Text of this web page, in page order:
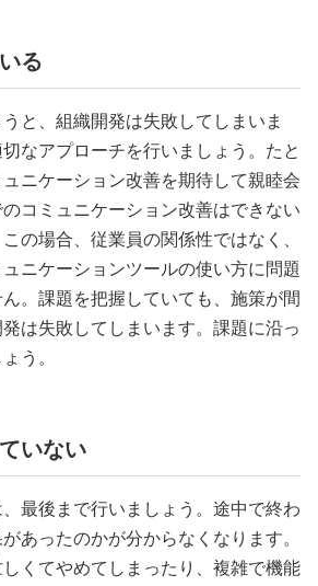
る
と、組織開発は失敗してしまいま
なアプローチを行いましょう。たと
ニケーション改善を期待して親睦会
コミュニケーション改善はできない
の場合、従業員の関係性ではなく、
ニケーションツールの使い方に問題
。課題を把握していても、施策が間
は失敗してしまいます。課題に沿っ
う。
いない
最後まで行いましょう。途中で終わ
あったのかが分からなくなります。
くてやめてしまったり、複雑で機能